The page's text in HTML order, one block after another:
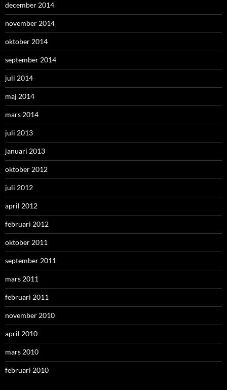
december 2014
november 2014
oktober 2014
september 2014
juli 2014
maj 2014
mars 2014
juli 2013
januari 2013
oktober 2012
juli 2012
april 2012
februari 2012
oktober 2011
september 2011
mars 2011
februari 2011
november 2010
april 2010
mars 2010
februari 2010